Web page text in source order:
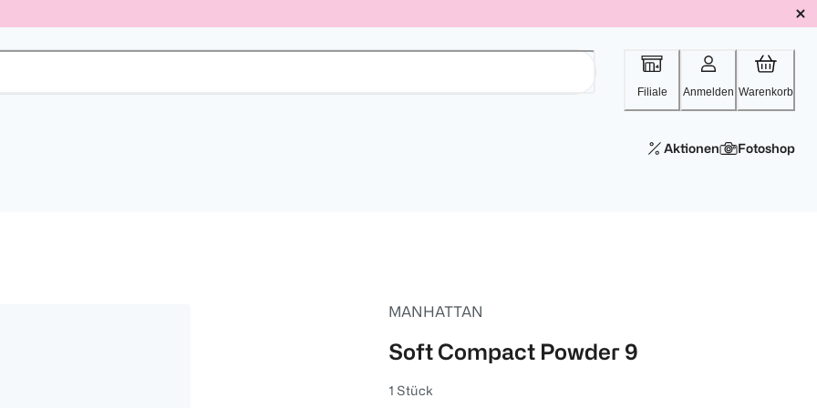
Filiale Anmelden Warenkorb
Aktionen Fotoshop
MANHATTAN
Soft Compact Powder 9
1 Stück